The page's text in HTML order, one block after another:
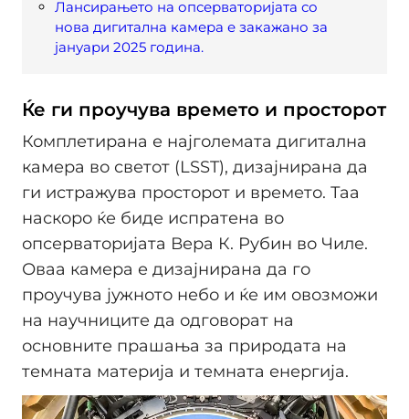
Лансирањето на опсерваторијата со
нова дигитална камера е закажано за
јануари 2025 година.
Ќе ги проучува времето и просторот
Комплетирана е најголемата дигитална
камера во светот (LSST), дизајнирана да
ги истражува просторот и времето. Таа
наскоро ќе биде испратена во
опсерваторијата Вера К. Рубин во Чиле.
Оваа камера е дизајнирана да го
проучува јужното небо и ќе им овозможи
на научниците да одговорат на
основните прашања за природата на
темната материја и темната енергија.